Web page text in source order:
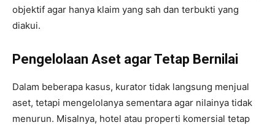
objektif agar hanya klaim yang sah dan terbukti yang
diakui.
Pengelolaan Aset agar Tetap Bernilai
Dalam beberapa kasus, kurator tidak langsung menjual
aset, tetapi mengelolanya sementara agar nilainya tidak
menurun. Misalnya, hotel atau properti komersial tetap